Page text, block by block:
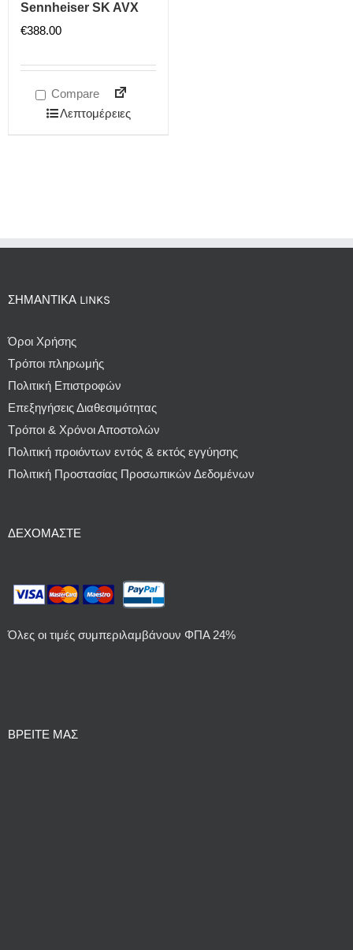
Sennheiser SK AVX
€388.00
Compare
Λεπτομέρειες
ΣΗΜΑΝΤΙΚΆ LINKS
Όροι Χρήσης
Τρόποι πληρωμής
Πολιτική Επιστροφών
Επεξηγήσεις Διαθεσιμότητας
Τρόποι & Χρόνοι Αποστολών
Πολιτική προιόντων εντός & εκτός εγγύησης
Πολιτική Προστασίας Προσωπικών Δεδομένων
ΔΕΧΌΜΑΣΤΕ
Όλες οι τιμές συμπεριλαμβάνουν ΦΠΑ 24%
ΒΡΕΙΤΕ ΜΑΣ